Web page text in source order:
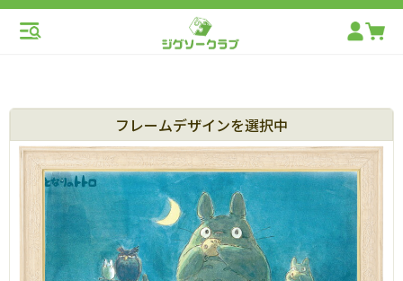
フレームデザインを選択中